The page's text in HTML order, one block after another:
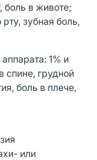
боль в животе;
зубная боль,
1% и
спине, грудной
боль в плече,
или